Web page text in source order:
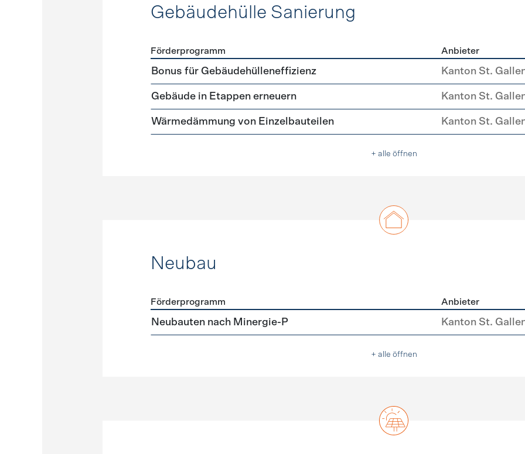
Gebäudehülle Sanierung
Förderprogramme Gebäudehülle Sanierung
Förderprogramm Anbieter
Bonus für Gebäudehülleneffizienz Kanton St.
Gebäude in Etappen erneuern Kanton St.
Wärmedämmung von Einzelbauteilen Kanton St.
+ alle öffnen
Neubau
Förderprogramme Neubau
Förderprogramm Anbieter
Neubauten nach Minergie-P Kanton St.
+ alle öffnen